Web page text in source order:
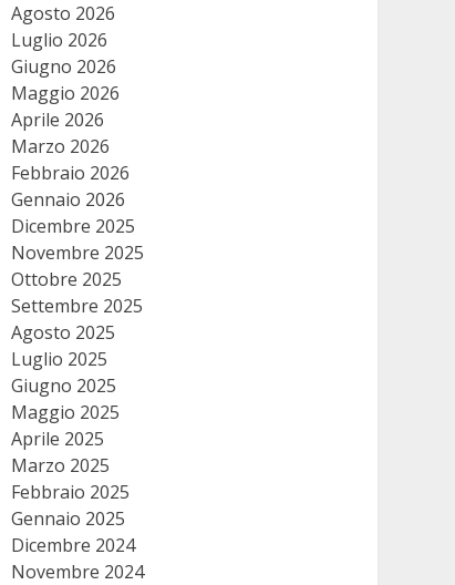
Agosto 2026
Luglio 2026
Giugno 2026
Maggio 2026
Aprile 2026
Marzo 2026
Febbraio 2026
Gennaio 2026
Dicembre 2025
Novembre 2025
Ottobre 2025
Settembre 2025
Agosto 2025
Luglio 2025
Giugno 2025
Maggio 2025
Aprile 2025
Marzo 2025
Febbraio 2025
Gennaio 2025
Dicembre 2024
Novembre 2024